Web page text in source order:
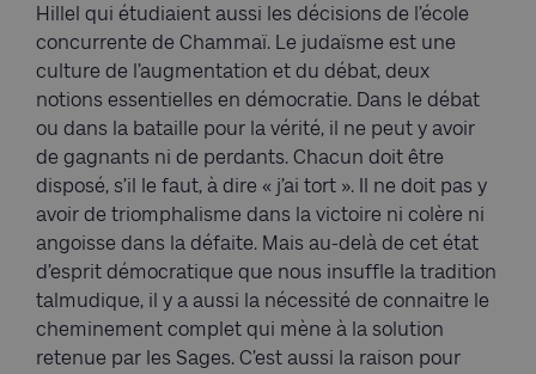
Hillel qui étudiaient aussi les décisions de l’école
concurrente de Chammaï. Le judaïsme est une
culture de l’augmentation et du débat, deux
notions essentielles en démocratie. Dans le débat
ou dans la bataille pour la vérité, il ne peut y avoir
de gagnants ni de perdants. Chacun doit être
disposé, s’il le faut, à dire « j’ai tort ». Il ne doit pas y
avoir de triomphalisme dans la victoire ni colère ni
angoisse dans la défaite. Mais au-delà de cet état
d’esprit démocratique que nous insuffle la tradition
talmudique, il y a aussi la nécessité de connaitre le
cheminement complet qui mène à la solution
retenue par les Sages. C’est aussi la raison pour